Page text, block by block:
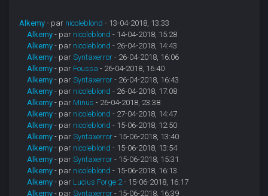
Alkemy - par nicoleblond - 13-04-2018, 13:33
Alkemy - par nicoleblond - 14-04-2018, 15:28
Alkemy - par nicoleblond - 26-04-2018, 14:43
Alkemy - parSyntaxerror - 26-04-2018, 16:06
Alkemy - par Foussa - 26-04-2018, 16:40
Alkemy - parSyntaxerror - 26-04-2018, 16:43
Alkemy - par nicoleblond - 26-04-2018, 17:08
Alkemy - par Minus - 26-04-2018, 23:38
Alkemy - par nicoleblond - 27-04-2018, 14:47
Alkemy - par nicoleblond - 15-06-2018, 12:50
Alkemy - parSyntaxerror - 15-06-2018, 13:40
Alkemy - par nicoleblond - 15-06-2018, 13:54
Alkemy - parSyntaxerror - 15-06-2018, 15:31
Alkemy - par nicoleblond - 15-06-2018, 16:13
Alkemy - par Lucius Forge 2- 15-06-2018, 16:17
Alkemy - parSyntaxerror - 15-06-2018, 16:39